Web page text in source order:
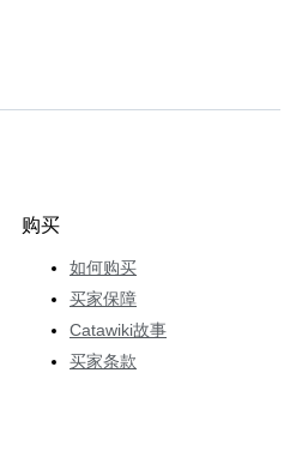
购买
如何购买
买家保障
Catawiki故事
买家条款